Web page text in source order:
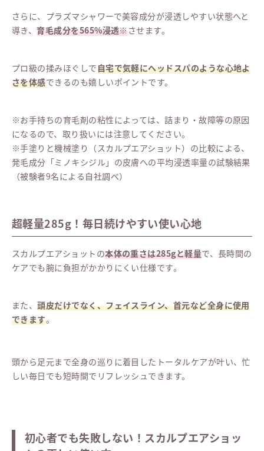
さらに、プラズマシャワーで美容成分が浸透しやすい状態へと
導き、育毛成分を565%浸透※させます。
プロ級の揉みほぐしで自宅で気軽にヘッドスパのような心地よ
さを体感できるのも嬉しいポイントです。
※お手持ちの育毛剤の粘性によっては、詰まり・故障等の原因
になるので、取り扱いには注意してください。
※手塗りと機械塗り（スカルプエアショット）の比較による、
発毛成分「ミノキシジル」の皮膚への平均浸透率量の試験結果
（被験者9名による自社調べ）
超軽量285g！毎日続けやすい使い心地
スカルプエアショットの本体の重さは285gと軽量で、長時間の
ケアでも腕に負担がかかりにくい仕様です。
また、頭皮だけでなく、フェイスライン、首元など全身に使用
できます。
頭から足元まで全身の巡りに着目したトータルケアが叶い、忙
しい毎日でも短時間でリフレッシュできます。
初心者でも失敗しない！スカルプエアショッ